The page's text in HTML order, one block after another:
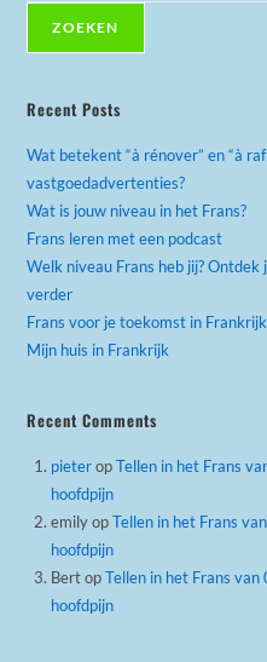
ZOEKEN
Recent Posts
Wat betekent “à rénover” en “à
vastgoedadvertenties?
Wat is jouw niveau in het Frans?
Frans leren met een podcast
Welk niveau Frans heb jij?
verder
Frans voor je toekomst in
Mijn huis in Frankrijk
Recent Comments
pieteropTellen in het Frans
hoofdpijn
emilyopTellen in het Frans
hoofdpijn
BertopTellen in het Frans
hoofdpijn